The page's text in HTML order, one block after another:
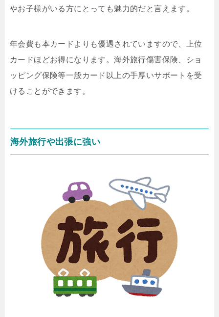
やお子様がいる方にとっても魅力的だと言えます。
年会費も本カードよりも優遇されていますので、上位
カードほどお得になります。海外旅行傷害保険、ショ
ッピング保険等一般カード以上の手厚いサポートを受
けることができます。
海外旅行や出張に強い